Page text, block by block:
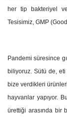
her tip bakteriyel
Tesisimiz, GMP
Pandemi süresince
biliyoruz. Sütü de, eti
bize verdikleri
hayvanlar yapıyor.
ürettiği arasında bir